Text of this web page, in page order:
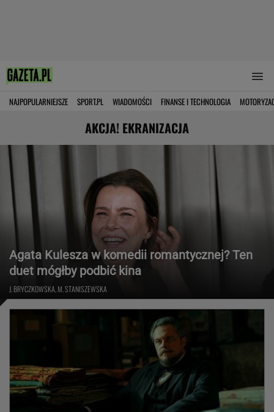
NAJPOPULARNIEJSZE SPORT.PL WIADOMOŚCI FINANSE I TECHNOLOGIA
AKCJA! EKRANIZACJA
Agata Kulesza w komedii romantycznej? Ten
duet mógłby podbić kina
J. BRYCZKOWSKA, M. STANISZEWSKA